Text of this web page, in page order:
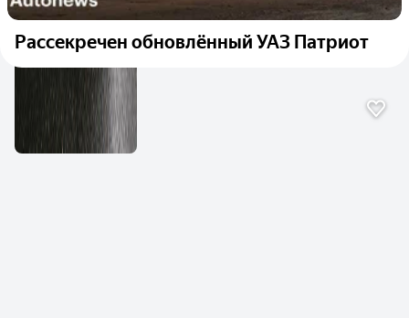
Рассекречен обновлённый УАЗ Патриот